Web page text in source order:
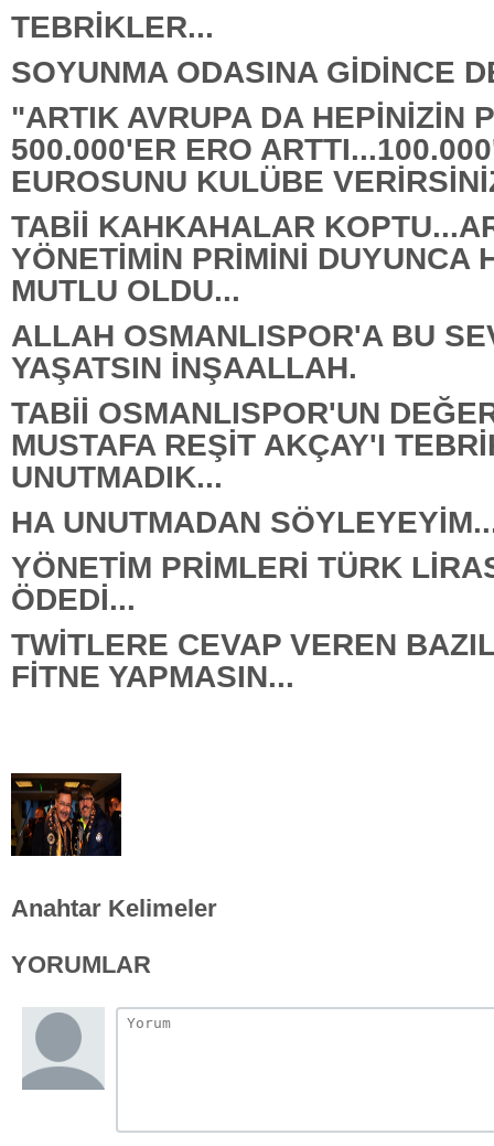
TEBRİKLER...
SOYUNMA ODASINA GİDİNCE
"ARTIK AVRUPA DA HEPİNİZİN
500.000'ER ERO
EUROSUNU KULÜBE
TABİİ KAHKAHALAR
YÖNETİMİN PRİMİNİ DUYUNCA
MUTLU OLDU...
ALLAH OSMANLISPOR'A BU
YAŞATSIN İNŞAALLAH.
TABİİ OSMANLISPOR'UN
MUSTAFA REŞİT AKÇAY'I
UNUTMADIK...
HA UNUTMADAN
YÖNETİM PRİMLERİ TÜRK
ÖDEDİ...
TWİTLERE CEVAP VEREN
FİTNE YAPMASIN...
Anahtar Kelimeler
YORUMLAR